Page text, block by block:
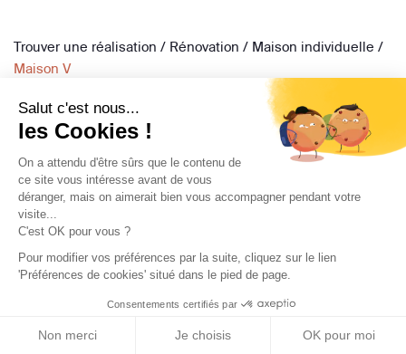
Salut c'est nous...
les Cookies !
On a attendu d'être sûrs que le contenu de
ce site vous intéresse avant de vous
déranger, mais on aimerait bien vous accompagner pendant votre
visite...
C'est OK pour vous ?
Pour modifier vos préférences par la suite, cliquez sur le lien
'Préférences de cookies' situé dans le pied de page.
Consentements certifiés par
Non merci Je choisis OK pour moi
Trouver une réalisation / Rénovation / Maison individuelle /
Maison V
Archidvisor
À propos
Notre blog
Nos partenaires
Nous contacter